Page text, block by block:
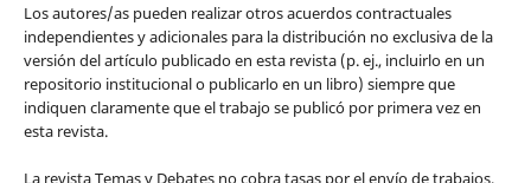
Los autores/as pueden realizar otros acuerdos contractuales
independientes y adicionales para la distribución no exclusiva de la
versión del artículo publicado en esta revista (p. ej., incluirlo en un
repositorio institucional o publicarlo en un libro) siempre que
indiquen claramente que el trabajo se publicó por primera vez en
esta revista.
La revista Temas y Debates no cobra tasas por el envío de trabajos,